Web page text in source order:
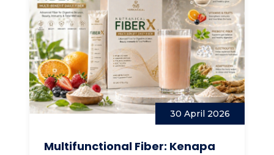
Multifunctional Fiber: Kenapa
30 April 2026